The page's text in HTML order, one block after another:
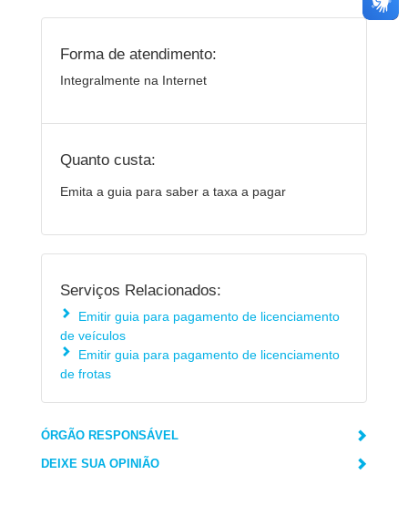
Forma de atendimento:
Integralmente na Internet
Quanto custa:
Emita a guia para saber a taxa a pagar
Serviços Relacionados:
Emitir guia para pagamento de licenciamento
de veículos
Emitir guia para pagamento de licenciamento
de frotas
ÓRGÃO RESPONSÁVEL
DEIXE SUA OPINIÃO